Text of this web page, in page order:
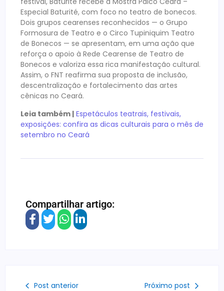
Especial Baturité, com foco no teatro de bonecos.
Dois grupos cearenses reconhecidos — o Grupo
Formosura de Teatro e o Circo Tupiniquim Teatro
de Bonecos — se apresentam, em uma ação que
reforça o apoio à Rede Cearense de Teatro de
Bonecos e valoriza essa rica manifestação cultural.
Assim, o FNT reafirma sua proposta de inclusão,
descentralização e fortalecimento das artes
cênicas no Ceará.
Leia também | Espetáculos teatrais, festivais,
exposições: confira as dicas culturais para o mês de
setembro no Ceará
Compartilhar artigo:
Post anterior Próximo post